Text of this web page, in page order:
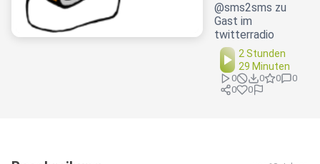
@sms2sms zu
Gast im
twitterradio
2 Stunden
29 Minuten
0 0 0
0
0
0